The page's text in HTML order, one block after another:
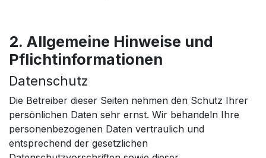
2. Allgemeine Hinweise und
Pflichtinformationen
Datenschutz
Die Betreiber dieser Seiten nehmen den Schutz Ihrer
persönlichen Daten sehr ernst. Wir behandeln Ihre
personenbezogenen Daten vertraulich und
entsprechend der gesetzlichen